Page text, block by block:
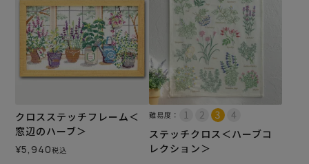
クロスステッチフレーム＜
窓辺のハーブ＞
¥5,940税込
難易度：
ステッチクロス＜ハーブコ
レクション＞